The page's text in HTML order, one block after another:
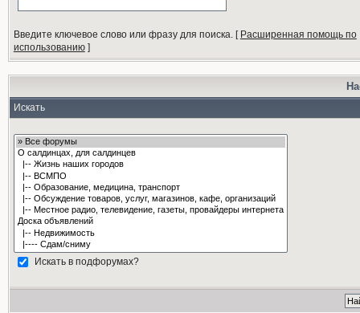
Введите ключевое слово или фразу для поиска.[ Расширенная помощь по
использованию]
Искать
Искать в подфорумах?